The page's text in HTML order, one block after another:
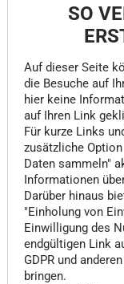
SO
Auf dieser Seite
die Besuche auf
hier keine
auf Ihren Link
Für kurze Links
zusätzliche Option
Daten sammeln"
Informationen
Darüber hinaus
"Einholung von
Einwilligung des
endgültigen Link
GDPR und
bringen.